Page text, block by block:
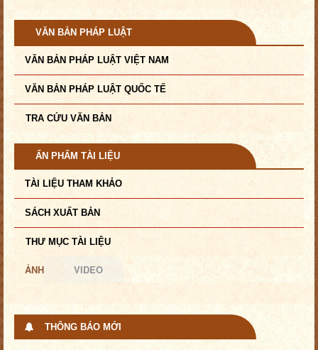
VĂN BẢN PHÁP LUẬT
VĂN BẢN PHÁP LUẬT VIỆT NAM
VĂN BẢN PHÁP LUẬT QUỐC TẾ
TRA CỨU VĂN BẢN
ẤN PHẨM TÀI LIỆU
TÀI LIỆU THAM KHẢO
SÁCH XUẤT BẢN
THƯ MỤC TÀI LIỆU
ẢNH VIDEO
THÔNG BÁO MỚI